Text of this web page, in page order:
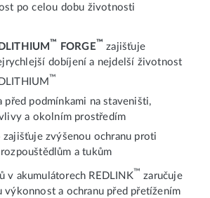
po celou dobu životnosti
™ FORGE™ zajišťuje
dobíjení a nejdelší životnost
™
před podmínkami na staveništi,
a okolním prostředím
zvýšenou ochranu proti
a tukům
v akumulátorech REDLINK™ zaručuje
výkonnost a ochranu před přetížením